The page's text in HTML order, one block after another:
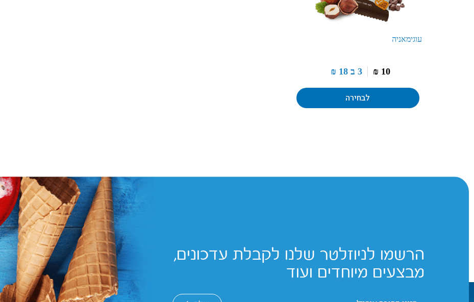
עוגימאניה
₪ 10 3 ב ₪ 18
לבחירה
הרשמו לניוזלטר שלנו לקבלת עדכונים,
מבצעים מיוחדים ועוד